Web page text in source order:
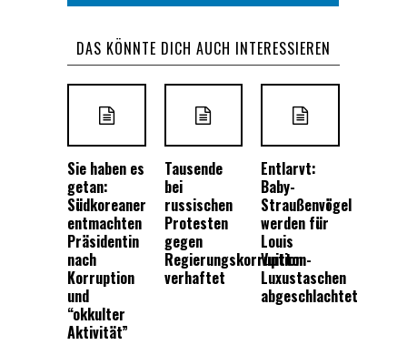
DAS KÖNNTE DICH AUCH INTERESSIEREN
Sie haben es
getan:
Südkoreaner
entmachten
Präsidentin
nach
Korruption
und
“okkulter
Aktivität”
Tausende
bei
russischen
Protesten
gegen
Regierungskorruption
verhaftet
Entlarvt:
Baby-
Straußenvögel
werden für
Louis
Vuitton-
Luxustaschen
abgeschlachtet